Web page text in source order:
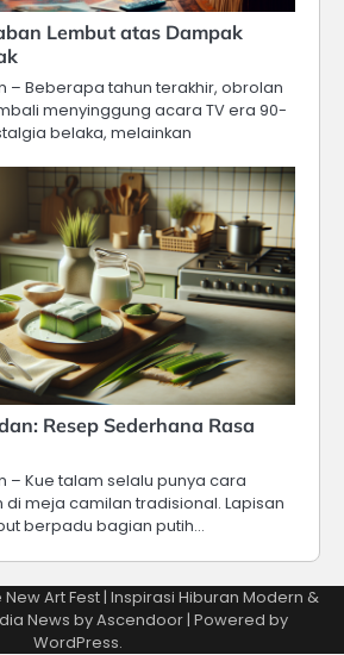
Lembut atas Dampak
– Beberapa tahun terakhir, obrolan
menyinggung acara TV era 90-
belaka, melainkan
Resep Sederhana Rasa
– Kue talam selalu punya cara
meja camilan tradisional. Lapisan
berpadu bagian putih…
New Art Fest | Inspirasi Hiburan Modern &
News byAscendoor| Powered by
WordPress.